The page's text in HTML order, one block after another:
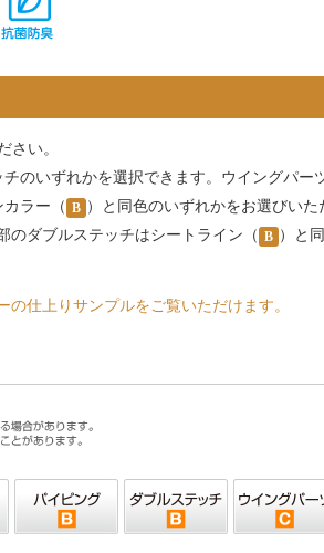
さい。
のいずれかを選択できます。ウイングパー
ラー（ B ）と同色のいずれかをお選びいた
のダブルステッチはシートライン（ B ）と
仕上りサンプルをご覧いただけます。